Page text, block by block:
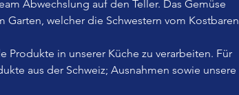
Abwechslung auf den Teller. Das Gemüse
welcher die Schwestern vom Kostbaren
Produkte in unserer Küche zu verarbeiten. Für
aus der Schweiz; Ausnahmen sowie unsere